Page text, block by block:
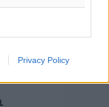
Privacy Policy